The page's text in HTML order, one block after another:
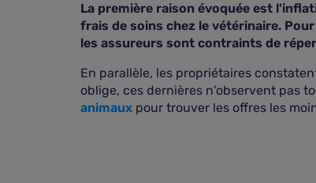
La première raison évoquée est
frais de soins chez le vétérinaire.
les assureurs sont contraints de
En parallèle, les propriétaires
oblige, ces dernières n'observent pas
animaux pour trouver les offres les